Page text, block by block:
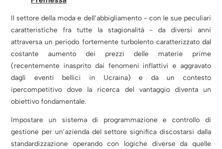
Il settore della moda e dell’abbigliamento - con le sue peculiari
caratteristiche fra tutte la stagionalità - da diversi anni
attraversa un periodo fortemente turbolento caratterizzato dal
costante aumento dei prezzi delle materie prime
(recentemente inasprito dai fenomeni inflattivi e aggravato
dagli eventi bellici in Ucraina) e da un contesto
ipercompetitivo dove la ricerca del vantaggio diventa un
obiettivo fondamentale.
Impostare un sistema di programmazione e controllo di
gestione per un’azienda del settore significa discostarsi dalla
standardizzazione operando con logiche diverse da quelle